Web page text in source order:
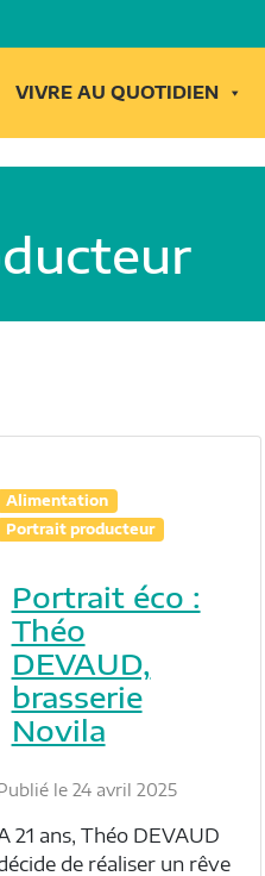
VIVRE AU QUOTIDIEN
Alimentation
Portrait producteur
Portrait éco :
Théo
DEVAUD,
brasserie
Novila
le 24 avril 2025
21 ans, Théo DEVAUD
de réaliser un rêve